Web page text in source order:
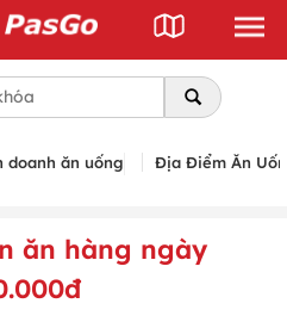
doanh ăn uống Địa Điểm Ăn
ăn hàng ngày